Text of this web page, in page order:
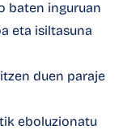
baten inguruan
eta isiltasuna
duen paraje
eboluzionatu